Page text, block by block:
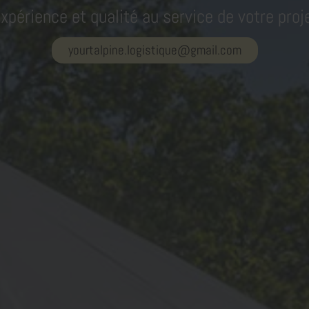
et qualité au service de votre
yourtalpine.logistique@gmail.com